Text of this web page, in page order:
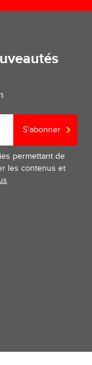
S'abonner
permettant de
les contenus et